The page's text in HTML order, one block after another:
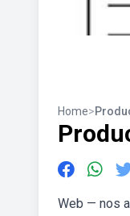
Home>
Web — nos